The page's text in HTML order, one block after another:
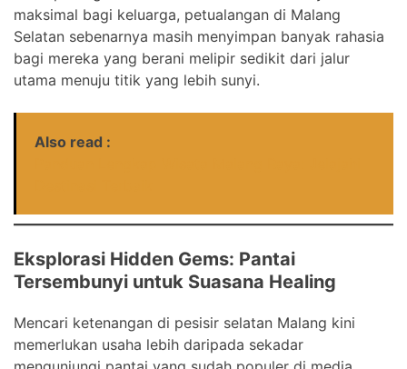
maksimal bagi keluarga, petualangan di Malang
Selatan sebenarnya masih menyimpan banyak rahasia
bagi mereka yang berani melipir sedikit dari jalur
utama menuju titik yang lebih sunyi.
Also read :
Eksplorasi Hidden Gems: Pantai
Tersembunyi untuk Suasana Healing
Mencari ketenangan di pesisir selatan Malang kini
memerlukan usaha lebih daripada sekadar